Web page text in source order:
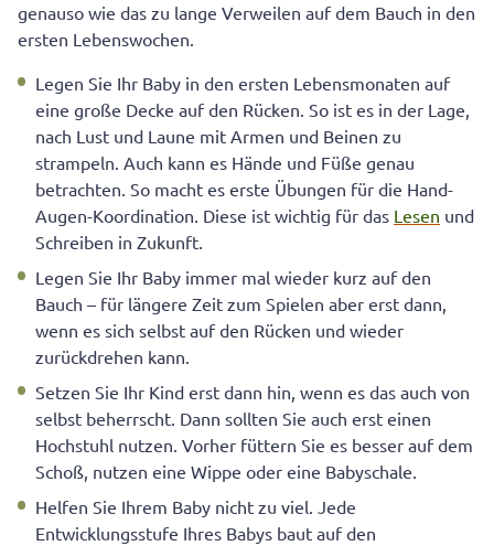
genauso wie das zu lange Verweilen auf dem Bauch in den
ersten Lebenswochen.
Legen Sie Ihr Baby in den ersten Lebensmonaten auf
eine große Decke auf den Rücken. So ist es in der Lage,
nach Lust und Laune mit Armen und Beinen zu
strampeln. Auch kann es Hände und Füße genau
betrachten. So macht es erste Übungen für die Hand-
Augen-Koordination. Diese ist wichtig für das Lesen und
Schreiben in Zukunft.
Legen Sie Ihr Baby immer mal wieder kurz auf den
Bauch – für längere Zeit zum Spielen aber erst dann,
wenn es sich selbst auf den Rücken und wieder
zurückdrehen kann.
Setzen Sie Ihr Kind erst dann hin, wenn es das auch von
selbst beherrscht. Dann sollten Sie auch erst einen
Hochstuhl nutzen. Vorher füttern Sie es besser auf dem
Schoß, nutzen eine Wippe oder eine Babyschale.
Helfen Sie Ihrem Baby nicht zu viel. Jede
Entwicklungsstufe Ihres Babys baut auf den